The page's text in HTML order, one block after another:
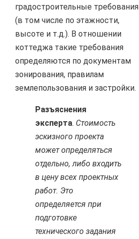
градостроительные требования
(в том числе по этажности,
высоте и т.д.). В отношении
коттеджа такие требования
определяются по документам
зонирования, правилам
землепользования и застройки.
Разъяснения
эксперта. Стоимость
эскизного проекта
может определяться
отдельно, либо входить
в цену всех проектных
работ. Это
определяется при
подготовке
технического задания